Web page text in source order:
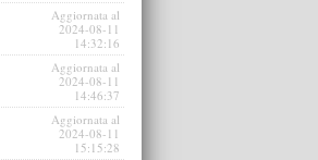
Aggiornata al
2024-08-11
14:32:16
Aggiornata al
2024-08-11
14:46:37
Aggiornata al
2024-08-11
15:15:28